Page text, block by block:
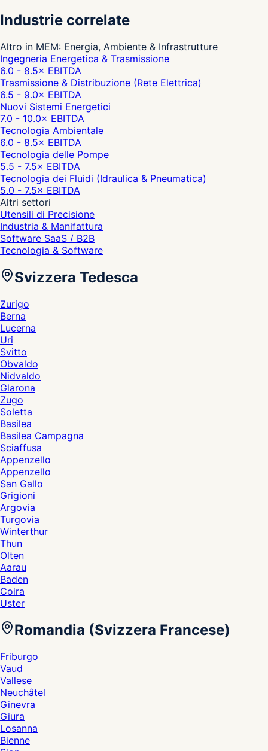
Industrie correlate
Altro in MEM: Energia, Ambiente & Infrastrutture
Ingegneria Energetica & Trasmissione
6.0 - 8.5× EBITDA
Trasmissione & Distribuzione (Rete Elettrica)
6.5 - 9.0× EBITDA
Nuovi Sistemi Energetici
7.0 - 10.0× EBITDA
Tecnologia Ambientale
6.0 - 8.5× EBITDA
Tecnologia delle Pompe
5.5 - 7.5× EBITDA
Tecnologia dei Fluidi (Idraulica & Pneumatica)
5.0 - 7.5× EBITDA
Altri settori
Utensili di Precisione
Industria & Manifattura
Software SaaS / B2B
Tecnologia & Software
Svizzera Tedesca
Zurigo
Berna
Lucerna
Uri
Svitto
Obvaldo
Nidvaldo
Glarona
Zugo
Soletta
Basilea
Basilea Campagna
Sciaffusa
Appenzello
Appenzello
San Gallo
Grigioni
Argovia
Turgovia
Winterthur
Thun
Olten
Aarau
Baden
Coira
Uster
Romandia (Svizzera Francese)
Friburgo
Vaud
Vallese
Neuchâtel
Ginevra
Giura
Losanna
Bienne